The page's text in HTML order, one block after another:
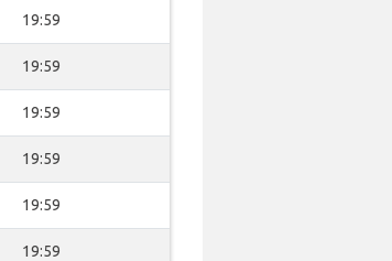
19:59
19:59
19:59
19:59
19:59
19:59